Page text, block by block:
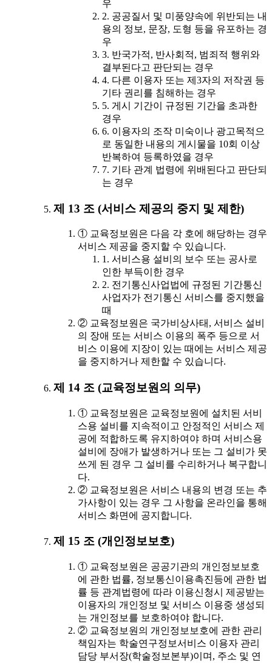
우
2. 공공질서 및 미풍양속에 위반되는 내
용의 정보, 문장, 도형 등을 유포하는 경
우
3. 반국가적, 반사회적, 범죄적 행위와
결부된다고 판단되는 경우
4. 다른 이용자 또는 제3자의 저작권 등
기타 권리를 침해하는 경우
5. 게시 기간이 규정된 기간을 초과한
경우
6. 이용자의 조작 미숙이나 광고목적으
로 동일한 내용의 게시물을 10회 이상
반복하여 등록하였을 경우
7. 기타 관계 법령에 위배된다고 판단되
는 경우
제 13 조 (서비스 제공의 중지 및 제한)
① 교육정보원은 다음 각 호에 해당하는 경우
서비스 제공을 중지할 수 있습니다.
1. 서비스용 설비의 보수 또는 공사로
인한 부득이한 경우
2. 전기통신사업법에 규정된 기간통신
사업자가 전기통신 서비스를 중지했을
때
② 교육정보원은 국가비상사태, 서비스 설비
의 장애 또는 서비스 이용의 폭주 등으로 서
비스 이용에 지장이 있는 때에는 서비스 제공
을 중지하거나 제한할 수 있습니다.
제 14 조 (교육정보원의 의무)
① 교육정보원은 교육정보원에 설치된 서비
스용 설비를 지속적이고 안정적인 서비스 제
공에 적합하도록 유지하여야 하며 서비스용
설비에 장애가 발생하거나 또는 그 설비가 못
쓰게 된 경우 그 설비를 수리하거나 복구합니
다.
② 교육정보원은 서비스 내용의 변경 또는 추
가사항이 있는 경우 그 사항을 온라인을 통해
서비스 화면에 공지합니다.
제 15 조 (개인정보보호)
① 교육정보원은 공공기관의 개인정보보호
에 관한 법률, 정보통신이용촉진등에 관한 법
률 등 관계법령에 따라 이용신청시 제공받는
이용자의 개인정보 및 서비스 이용중 생성되
는 개인정보를 보호하여야 합니다.
② 교육정보원의 개인정보보호에 관한 관리
책임자는 학술연구정보서비스 이용자 관리
담당 부서장(학술정보본부)이며, 주소 및 연